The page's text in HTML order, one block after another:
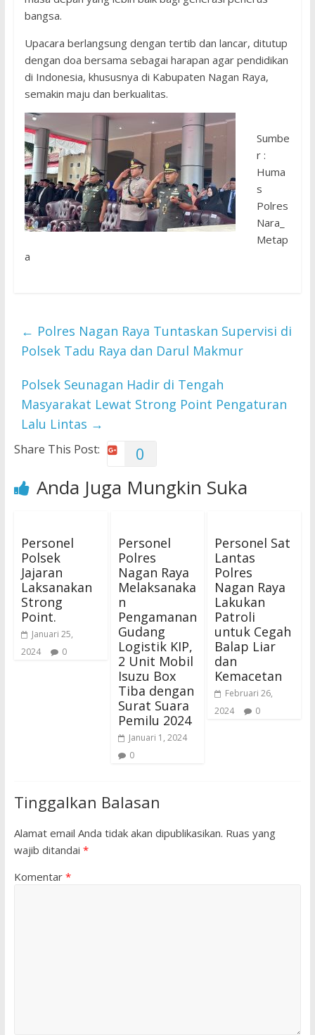
bangsa.
Upacara berlangsung dengan tertib dan lancar, ditutup
dengan doa bersama sebagai harapan agar pendidikan
di Indonesia, khususnya di Kabupaten Nagan Raya,
semakin maju dan berkualitas.
Sumbe
r :
Huma
s
Polres
Nara_
Metap
a
← Polres Nagan Raya Tuntaskan Supervisi di
Polsek Tadu Raya dan Darul Makmur
Polsek Seunagan Hadir di Tengah
Masyarakat Lewat Strong Point Pengaturan
Lalu Lintas →
Share This Post: 0
Anda Juga Mungkin Suka
Personel
Polsek
Jajaran
Laksanakan
Strong
Point.
Januari 25,
2024
0
Personel
Polres
Nagan Raya
Melaksanaka
n
Pengamanan
Gudang
Logistik KIP,
2 Unit Mobil
Isuzu Box
Tiba dengan
Surat Suara
Pemilu 2024
Januari 1, 2024
0
Personel Sat
Lantas
Polres
Nagan Raya
Lakukan
Patroli
untuk Cegah
Balap Liar
dan
Kemacetan
Februari 26,
2024
0
Tinggalkan Balasan
Alamat email Anda tidak akan dipublikasikan. Ruas yang
wajib ditandai *
Komentar *